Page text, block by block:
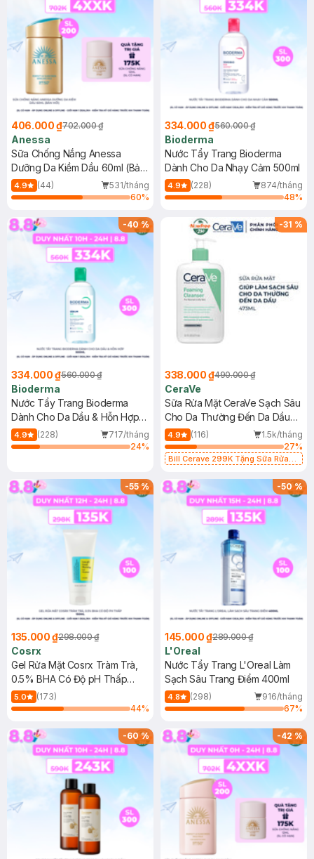
406.000 ₫702.000 ₫
Anessa
Sữa Chống Nắng Anessa
Dưỡng Da Kiềm Dầu 60ml (Bản
Mới)
4.9 (44)
531/tháng
60%
334.000 ₫560.000 ₫
Bioderma
Nước Tẩy Trang Bioderma
Dành Cho Da Nhạy Cảm 500ml
4.9 (228)
874/tháng
48%
-40%
334.000 ₫560.000 ₫
Bioderma
Nước Tẩy Trang Bioderma
Dành Cho Da Dầu & Hỗn Hợp
500ml
4.9 (228)
717/tháng
24%
-31 %
338.000 ₫490.000 ₫
CeraVe
Sữa Rửa Mặt CeraVe Sạch Sâu
Cho Da Thường Đến Da Dầu
473ml
4.9 (116)
1.5k/tháng
27%
Bill Cerave 299K Tặng Sữa Rửa
-55%
135.000 ₫298.000 ₫
Cosrx
Gel Rửa Mặt Cosrx Tràm Trà,
0.5% BHA Có Độ pH Thấp
150ml
5.0
(173)
44%
-50%
145.000 ₫289.000 ₫
L'Oreal
Nước Tẩy Trang L'Oreal Làm
Sạch Sâu Trang Điểm 400ml
4.8 (298)
916/tháng
67%
-60% -42%